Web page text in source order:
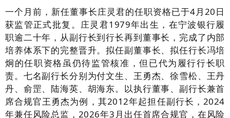
一个月前，新任董事长庄灵君的任职资格已于4月20日
获监管正式批复。庄灵君1979年出生，在宁波银行履
职逾二十年，从副行长到行长再到董事长，完成了内部
培养体系下的完整晋升。拟任副董事长、拟任行长冯培
炯的任职资格虽仍待监管核准，但已代为履行行长职
责。七名副行长分别为付文生、王勇杰、徐雪松、王丹
丹、俞罡、陆海英、胡海东。以执行董事、副行长兼首
席合规官王勇杰为例，其2012年起担任副行长，2024
年兼任风险总监，2026年3月出任首席合规官，在风险